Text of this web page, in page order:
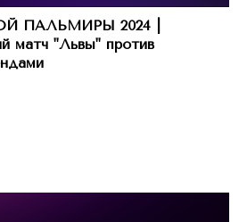
ПАЛЬМИРЫ 2024 |
матч "Львы" против